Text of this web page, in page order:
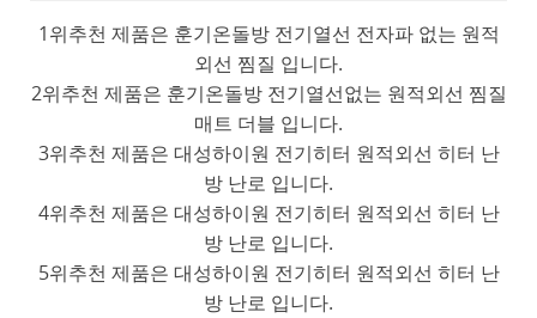
1위추천 제품은 훈기온돌방 전기열선 전자파 없는 원적
외선 찜질 입니다.
2위추천 제품은 훈기온돌방 전기열선없는 원적외선 찜질
매트 더블 입니다.
3위추천 제품은 대성하이원 전기히터 원적외선 히터 난
방 난로 입니다.
4위추천 제품은 대성하이원 전기히터 원적외선 히터 난
방 난로 입니다.
5위추천 제품은 대성하이원 전기히터 원적외선 히터 난
방 난로 입니다.